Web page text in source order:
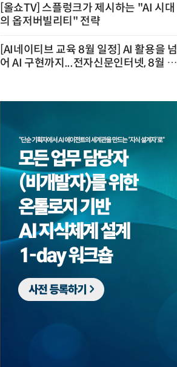
[올쇼TV] 스플렁크가 제시하는 "AI 시대
의 옵저버빌리티" 전략
[AI네이티브 교육 8월 일정] AI 활용을 넘
어 AI 구현까지...전자신문인터넷, 8월 실